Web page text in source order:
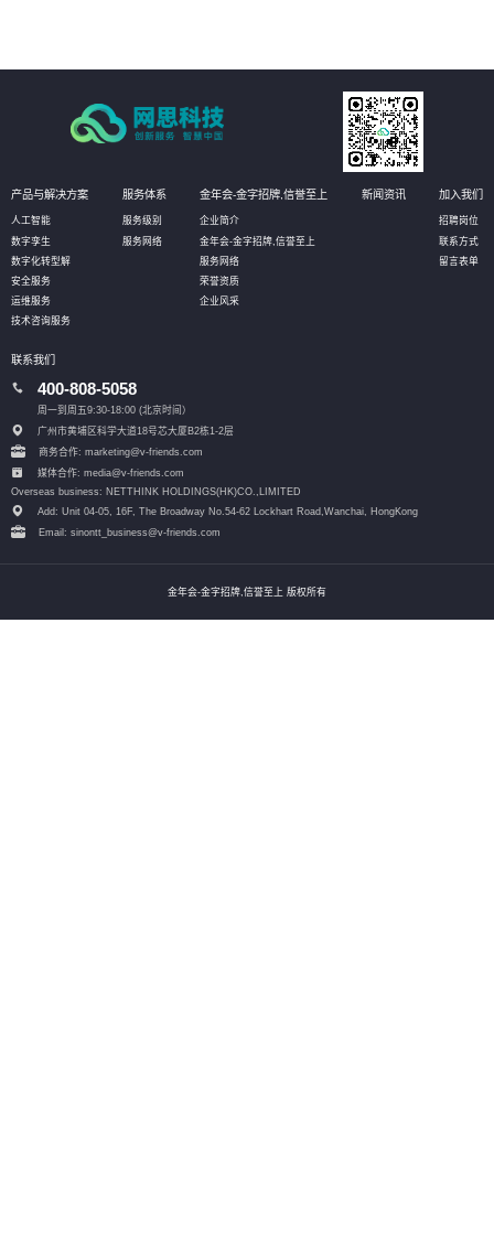
产品与解决方案
人工智能
数字孪生
数字化转型解
安全服务
运维服务
技术咨询服务
服务体系
服务级别
服务网络
金年会-金字招牌,信誉至上
企业简介
金年会-金字招牌,信誉至上
服务网络
荣誉资质
企业风采
新闻资讯 加入我们
招聘岗位
联系方式
留言表单
联系我们
400-808-5058
周一到周五9:30-18:00 (北京时间）
广州市黄埔区科学大道18号芯大厦B2栋1-2层
商务合作: marketing@v-friends.com
媒体合作: media@v-friends.com
Overseas business: NETTHINK HOLDINGS(HK)CO.,LIMITED
Add: Unit 04-05, 16F, The Broadway No.54-62 Lockhart Road, Wanchai, HongKong
Email: sinontt_business@v-friends.com
金年会-金字招牌,信誉至上 版权所有